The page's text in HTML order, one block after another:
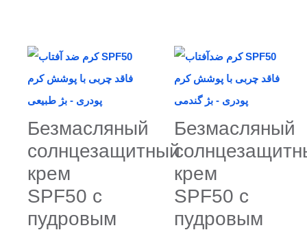
Безмасляный
солнцезащитный
крем
SPF50 с
пудровым
Безмасляный
крем
SPF50 с
пудровым